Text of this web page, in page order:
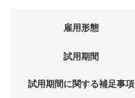
雇用形態
試用期間
試用期間に関する補足事項